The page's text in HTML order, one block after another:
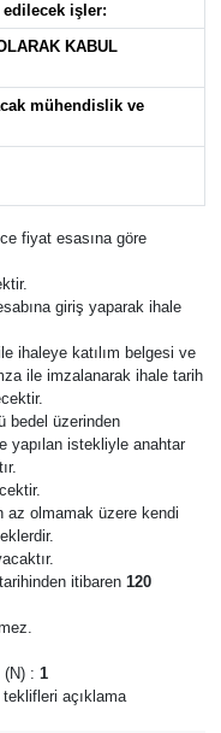
işler:
KABUL
mühendislik ve
fiyat esasına göre
giriş yaparak ihale
ihaleye katılım belgesi ve
ile imzalanarak ihale tarih
bedel üzerinden
yapılan istekliyle anahtar
az olmamak üzere kendi
itibaren 120
(N) : 1
açıklama